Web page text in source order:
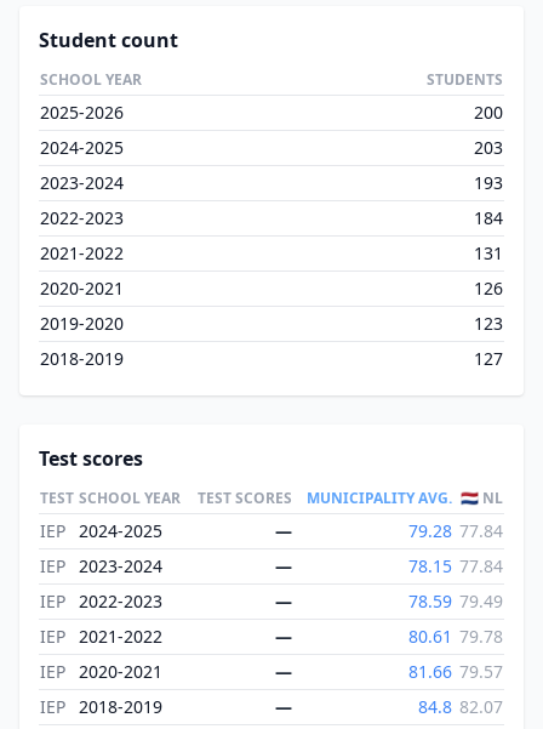
Student count
SCHOOL YEAR STUDENTS
2025-2026
200
2024-2025
203
2023-2024
193
2022-2023
184
2021-2022
131
2020-2021
126
2019-2020
123
2018-2019
127
Test scores
TEST SCHOOL YEAR TEST SCORES MUNICIPALITY AVG. 🇳🇱 NL
IEP 2024-2025 — 79.28 77.84
IEP 2023-2024 — 78.15 77.84
IEP 2022-2023 — 78.59 79.49
IEP 2021-2022 — 80.61 79.78
IEP 2020-2021 — 81.66 79.57
IEP 2018-2019 — 84.8 82.07